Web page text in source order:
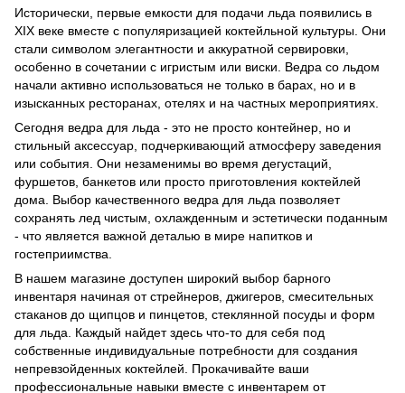
Исторически, первые емкости для подачи льда появились в
XIX веке вместе с популяризацией коктейльной культуры. Они
стали символом элегантности и аккуратной сервировки,
особенно в сочетании с игристым или виски. Ведра со льдом
начали активно использоваться не только в барах, но и в
изысканных ресторанах, отелях и на частных мероприятиях.
Сегодня ведра для льда - это не просто контейнер, но и
стильный аксессуар, подчеркивающий атмосферу заведения
или события. Они незаменимы во время дегустаций,
фуршетов, банкетов или просто приготовления коктейлей
дома. Выбор качественного ведра для льда позволяет
сохранять лед чистым, охлажденным и эстетически поданным
- что является важной деталью в мире напитков и
гостеприимства.
В нашем магазине доступен широкий выбор барного
инвентаря начиная от стрейнеров, джигеров, смесительных
стаканов до щипцов и пинцетов стеклянной посуды и форм
для льда . Каждый найдет здесь что-то для себя под
собственные индивидуальные потребности для создания
непревзойденных коктейлей. Прокачивайте ваши
профессиональные навыки вместе с инвентарем от